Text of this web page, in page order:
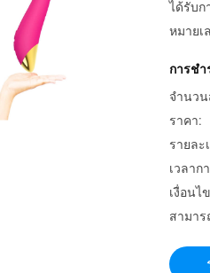
ได้รับก
หมายเ
การชำ
จำนว
ราคา:
รายละ
เวลาก
เงื่อนไ
สามาร